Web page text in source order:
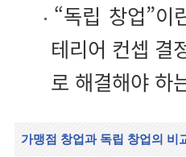
“독립 창업”이
테리어 컨셉 결
로 해결해야 하
가맹점 창업과 독립 창업의 비